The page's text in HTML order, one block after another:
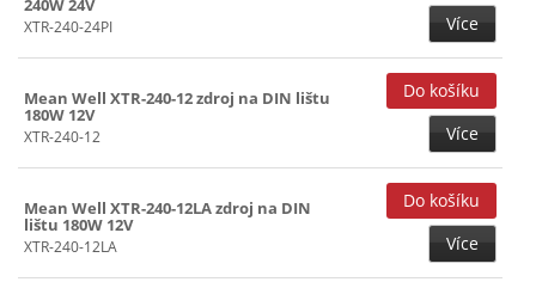
XTR-240-24PI Více
Mean Well XTR-240-12 zdroj na DIN lištu
180W 12V
XTR-240-12 Více
Mean Well XTR-240-12LA zdroj na DIN
lištu 180W 12V
XTR-240-12LA Více